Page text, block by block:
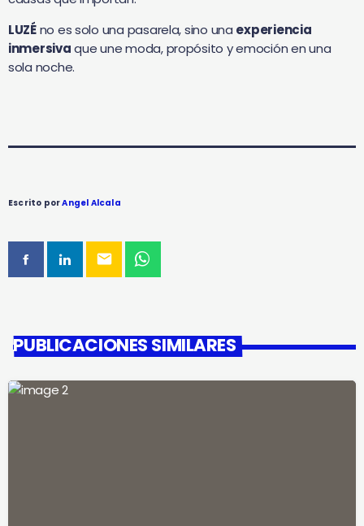
LUZÉno es solo una pasarela, sino una experiencia
inmersivaque une moda, propósito y emoción en una
sola noche.
Escrito porAngel Alcala
email
PUBLICACIONES SIMILARES